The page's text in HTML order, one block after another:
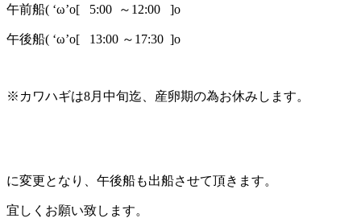
午前船( ‘ω’o[ 5:00 ～12:00 ]o
午後船( ‘ω’o[ 13:00 ～17:30 ]o
※カワハギは8月中旬迄、産卵期の為お休みします。
に変更となり、午後船も出船させて頂きます。
宜しくお願い致します。